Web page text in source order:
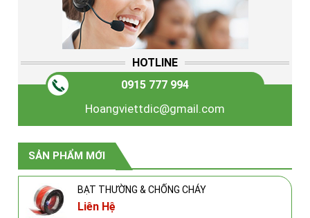
HOTLINE
0915 777 994
Hoangviettdic@gmail.com
SẢN PHẨM MỚI
BẠT THƯỜNG & CHỐNG CHÁY
Liên Hệ